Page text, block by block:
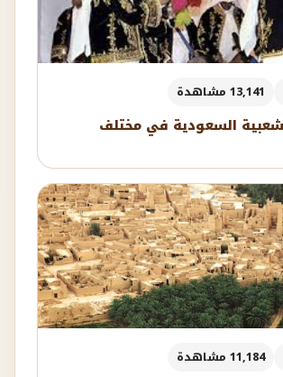
13,141 مشاهدة
السعودية في مختلف
11,184 مشاهدة